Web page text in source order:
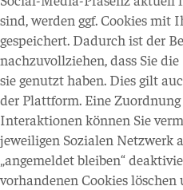
sind, werden ggf. Cookies mit
gespeichert. Dadurch ist der
nachzuvollziehen, dass Sie
sie genutzt haben. Dies gilt
der Plattform. Eine
Interaktionen können Sie
jeweiligen Sozialen Netzwerk
„angemeldet bleiben“
vorhandenen Cookies